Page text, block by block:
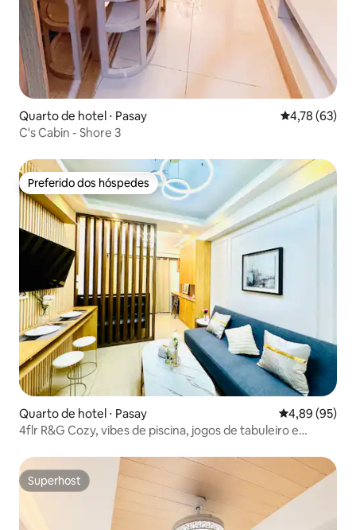
Quarto de hotel ⋅ Pasay 4,78 de uma
4,78 (63)
C's Cabin - Shore 3
Preferido dos hóspedes
Preferido dos hóspedes
Quarto de hotel ⋅ Pasay 4,89 de uma
4,89 (95)
4flr R&G Cozy, vibes de piscina, jogos de tabuleiro e
Superhost
Superhost